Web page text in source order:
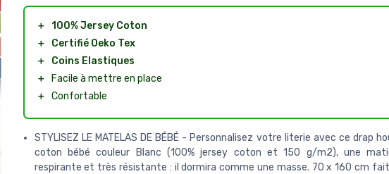
＋ 100% Jersey Coton
＋
Certifié Oeko Tex
＋
Coins Elastiques
＋
Facile à mettre en place
＋ Confortable
STYLISEZ LE MATELAS DE BÉBÉ - Personnalisez votre literie avec ce drap
coton bébé couleur Blanc (100% jersey coton et 150 g/m2), une
respirante et très résistante : il dormira comme une masse. 70 x 160 cm